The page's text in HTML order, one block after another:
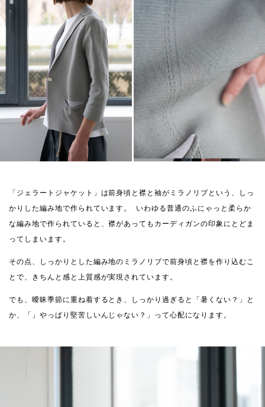
「ジェラートジャケット」は前身頃と襟と袖がミラノリブという、しっ
かりした編み地で作られています。 いわゆる普通のふにゃっと柔らか
な編み地で作られていると、襟があってもカーディガンの印象にとどま
ってしまいます。
その点、しっかりとした編み地のミラノリブで前身頃と襟を作り込むこ
とで、きちんと感と上質感が実現されています。
でも、曖昧季節に重ね着するとき、しっかり過ぎると「暑くない？」と
か、「」やっぱり堅苦しいんじゃない？」って心配になります。